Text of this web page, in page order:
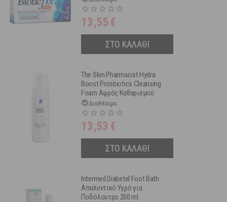
13,55 €
ΣΤΟ ΚΑΛΑΘΙ
The Skin Pharmacist Hydra
Boost Prosbiotics Cleansing
Foam Αφρός Καθαρισμού
Προσώπου με Πρεβιοτικά &
Προσβιοτικά για Όλους τους
Τύπους Επιδερμίδας 150ml
Διαθέσιμο
13,53 €
ΣΤΟ ΚΑΛΑΘΙ
Intermed Diabetel Foot Bath
Απαλυντικό Υγρό για
Ποδόλουτρο 200 ml